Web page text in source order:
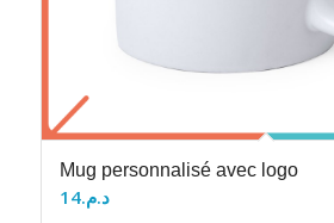
Mug personnalisé avec logo
د.م.14